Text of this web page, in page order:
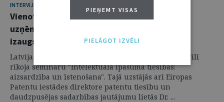
INTERVIJA
Vienotais patents stimulēs ne vien inovatīvu
uzņēmējdarbību, bet arī Latvijas advokātu
izaugsmi
Latvijas Republikas Patentu valde 2017. gada 26. aprīlī
rīkoja semināru "Intelektuālā īpašuma tiesības:
aizsardzība un īstenošana". Tajā uzstājās arī Eiropas
Patentu iestādes direktore patentu tiesību un
daudzpusējas sadarbības jautājumu lietās Dr. ...
PIEŅEMT VISAS
PIELĀGOT IZVĒLI